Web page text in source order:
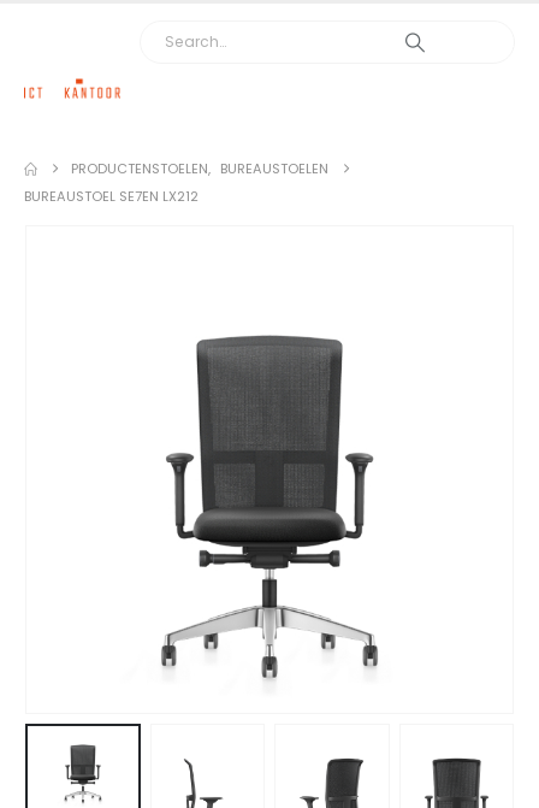
PRODUCTENSTOELEN, BUREAUSTOELEN
BUREAUSTOEL SE7EN LX212